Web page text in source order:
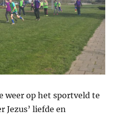
weer op het sportveld te
liefde en